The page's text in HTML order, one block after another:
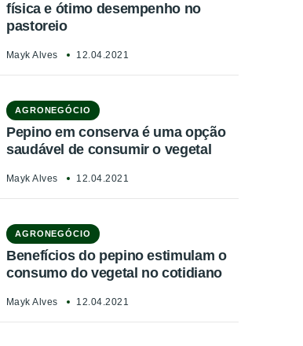
física e ótimo desempenho no
pastoreio
Mayk Alves 12.04.2021
AGRONEGÓCIO
Pepino em conserva é uma opção
saudável de consumir o vegetal
Mayk Alves 12.04.2021
AGRONEGÓCIO
Benefícios do pepino estimulam o
consumo do vegetal no cotidiano
Mayk Alves 12.04.2021